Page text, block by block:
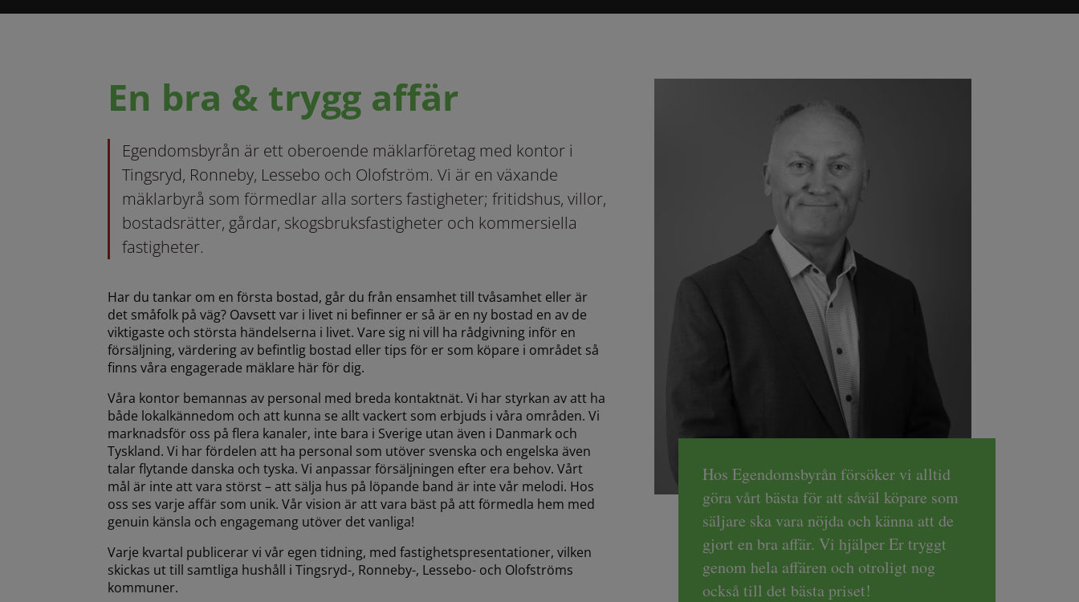
En bra & trygg affär
Egendomsbyrån är ett oberoende mäklarföretag med kontor i
Tingsryd, Ronneby, Lessebo och Olofström. Vi är en växande
mäklarbyrå som förmedlar alla sorters fastigheter; fritidshus, villor,
bostadsrätter, gårdar, skogsbruksfastigheter och kommersiella
fastigheter.
Har du tankar om en första bostad, går du från ensamhet till tvåsamhet eller är
det småfolk på väg? Oavsett var i livet ni befinner er så är en ny bostad en av de
viktigaste och största händelserna i livet. Vare sig ni vill ha rådgivning inför en
försäljning, värdering av befintlig bostad eller tips för er som köpare i området så
finns våra engagerade mäklare här för dig.
Våra kontor bemannas av personal med breda kontaktnät. Vi har styrkan av att ha
både lokalkännedom och att kunna se allt vackert som erbjuds i våra områden. Vi
marknadsför oss på flera kanaler, inte bara i Sverige utan även i Danmark och
Tyskland. Vi har fördelen att ha personal som utöver svenska och engelska även
talar flytande danska och tyska. Vi anpassar försäljningen efter era behov. Vårt
mål är inte att vara störst – att sälja hus på löpande band är inte vår melodi. Hos
oss ses varje affär som unik. Vår vision är att vara bäst på att förmedla hem med
genuin känsla och engagemang utöver det vanliga!
Varje kvartal publicerar vi vår egen tidning, med fastighetspresentationer, vilken
skickas ut till samtliga hushåll i Tingsryd-, Ronneby-, Lessebo- och Olofströms
kommuner.
Hos Egendomsbyrån försöker vi alltid
göra vårt bästa för att såväl köpare som
säljare ska vara nöjda och känna att de
gjort en bra affär. Vi hjälper Er tryggt
genom hela affären och otroligt nog
också till det bästa priset!